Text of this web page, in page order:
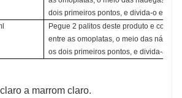
dois primeiros pontos, e divida-o em
Pegue 2 palitos deste produto e
entre as omoplatas, o meio das
os dois primeiros pontos, e divida-a em
a marrom claro.